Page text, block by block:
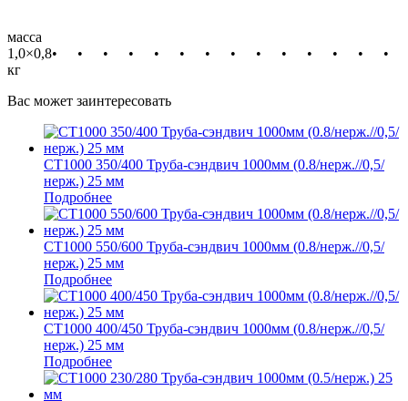
масса
1,0×0,8
кг
• • • • • • • • • • • • • •
Вас может заинтересовать
СТ1000 350/400 Труба-сэндвич 1000мм (0.8/нерж.//0,5/
нерж.) 25 мм
Подробнее
СТ1000 550/600 Труба-сэндвич 1000мм (0.8/нерж.//0,5/
нерж.) 25 мм
Подробнее
СТ1000 400/450 Труба-сэндвич 1000мм (0.8/нерж.//0,5/
нерж.) 25 мм
Подробнее